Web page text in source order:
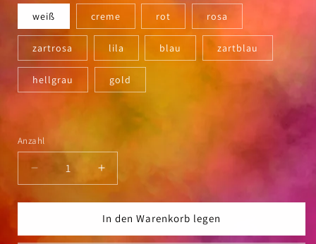
weiß creme rot rosa
zartrosa lila blau zartblau
hellgrau gold
Anzahl
Anzahl
Verringere
die
Menge
Satinband
Erhöhe
die
Menge
für
Satinband
In den Warenkorb legen